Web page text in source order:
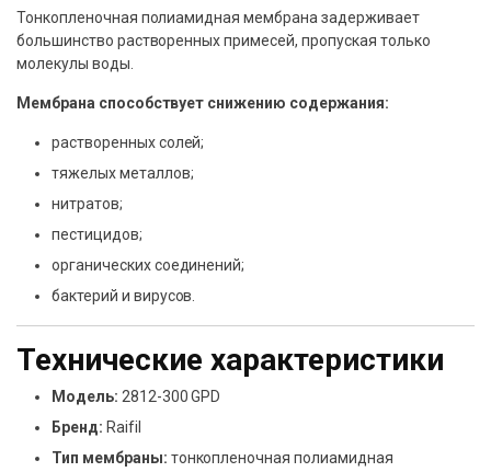
Тонкопленочная полиамидная мембрана задерживает
большинство растворенных примесей, пропуская только
молекулы воды.
Мембрана способствует снижению содержания:
растворенных солей;
тяжелых металлов;
нитратов;
пестицидов;
органических соединений;
бактерий и вирусов.
Технические характеристики
Модель: 2812-300 GPD
Бренд: Raifil
Тип мембраны: тонкопленочная полиамидная